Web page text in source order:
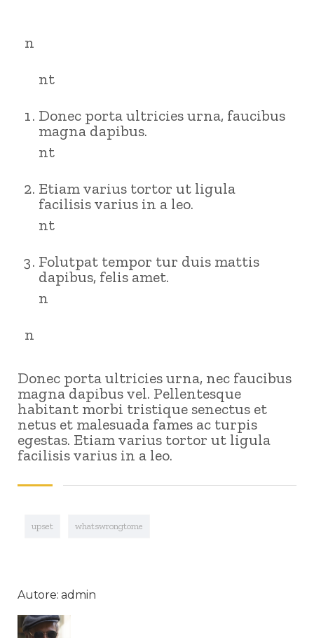
n
nt
Donec porta ultricies urna, faucibus
magna dapibus.
nt
Etiam varius tortor ut ligula
facilisis varius in a leo.
nt
Folutpat tempor tur duis mattis
dapibus, felis amet.
n
n
Donec porta ultricies urna, nec faucibus
magna dapibus vel. Pellentesque
habitant morbi tristique senectus et
netus et malesuada fames ac turpis
egestas. Etiam varius tortor ut ligula
facilisis varius in a leo.
upset whatswrongtome
Autore: admin